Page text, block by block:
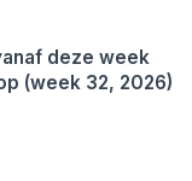
deze week
(week 32, 2026)